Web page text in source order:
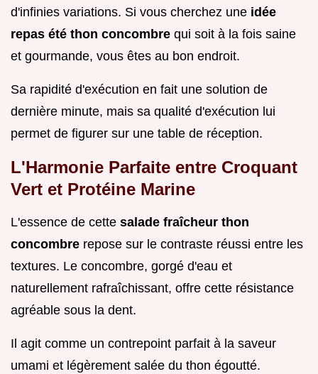
d'infinies variations. Si vous cherchez une idée
repas été thon concombre qui soit à la fois saine
et gourmande, vous êtes au bon endroit.
Sa rapidité d'exécution en fait une solution de
dernière minute, mais sa qualité d'exécution lui
permet de figurer sur une table de réception.
L'Harmonie Parfaite entre Croquant
Vert et Protéine Marine
L'essence de cette salade fraîcheur thon
concombre repose sur le contraste réussi entre les
textures. Le concombre, gorgé d'eau et
naturellement rafraîchissant, offre cette résistance
agréable sous la dent.
Il agit comme un contrepoint parfait à la saveur
umami et légèrement salée du thon égoutté.